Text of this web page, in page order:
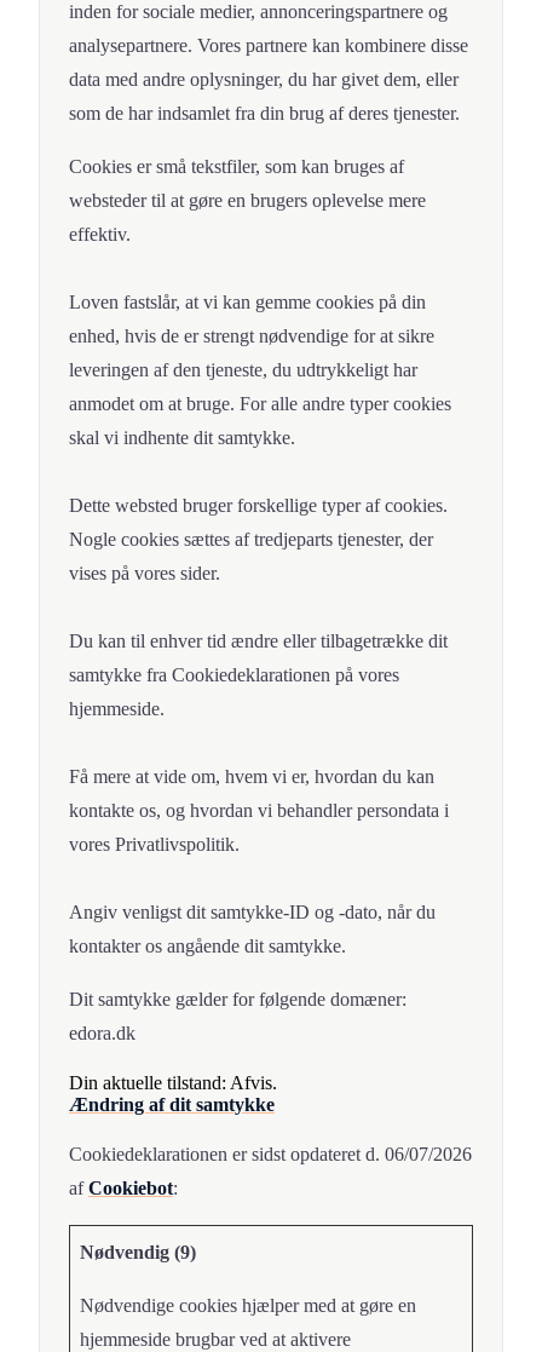
inden for sociale medier, annonceringspartnere og
analysepartnere. Vores partnere kan kombinere disse
data med andre oplysninger, du har givet dem, eller
som de har indsamlet fra din brug af deres tjenester.
Cookies er små tekstfiler, som kan bruges af
websteder til at gøre en brugers oplevelse mere
effektiv.
Loven fastslår, at vi kan gemme cookies på din
enhed, hvis de er strengt nødvendige for at sikre
leveringen af den tjeneste, du udtrykkeligt har
anmodet om at bruge. For alle andre typer cookies
skal vi indhente dit samtykke.
Dette websted bruger forskellige typer af cookies.
Nogle cookies sættes af tredjeparts tjenester, der
vises på vores sider.
Du kan til enhver tid ændre eller tilbagetrække dit
samtykke fra Cookiedeklarationen på vores
hjemmeside.
Få mere at vide om, hvem vi er, hvordan du kan
kontakte os, og hvordan vi behandler persondata i
vores Privatlivspolitik.
Angiv venligst dit samtykke-ID og -dato, når du
kontakter os angående dit samtykke.
Dit samtykke gælder for følgende domæner:
edora.dk
Din aktuelle tilstand: Afvis.
Ændring af dit samtykke
Cookiedeklarationen er sidst opdateret d. 06/07/2026
afCookiebot:
Nødvendig (9)
Nødvendige cookies hjælper med at gøre en
hjemmeside brugbar ved at aktivere